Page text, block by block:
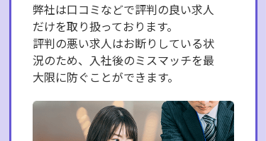
弊社は口コミなどで評判の良い求人
だけを取り扱っております。
評判の悪い求人はお断りしている状
況のため、入社後のミスマッチを最
大限に防ぐことができます。